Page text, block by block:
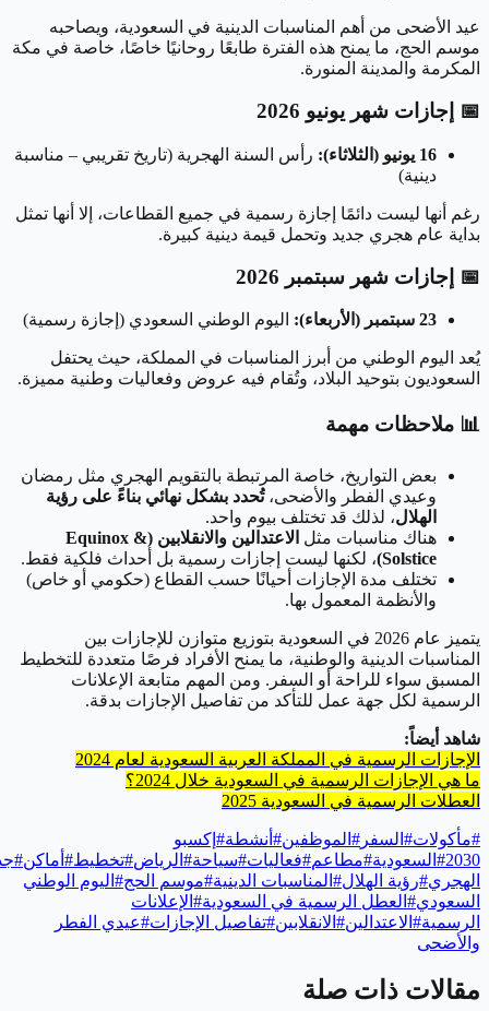
عيد الأضحى من أهم المناسبات الدينية في السعودية، ويصاحبه
موسم الحج، ما يمنح هذه الفترة طابعًا روحانيًا خاصًا، خاصة في مكة
المكرمة والمدينة المنورة.
📅 إجازات شهر يونيو 2026
16 يونيو (الثلاثاء):
رأس السنة الهجرية (تاريخ تقريبي – مناسبة
دينية)
رغم أنها ليست دائمًا إجازة رسمية في جميع القطاعات، إلا أنها تمثل
بداية عام هجري جديد وتحمل قيمة دينية كبيرة.
📅 إجازات شهر سبتمبر 2026
23 سبتمبر (الأربعاء): اليوم الوطني السعودي (إجازة رسمية)
يُعد اليوم الوطني من أبرز المناسبات في المملكة، حيث يحتفل
السعوديون بتوحيد البلاد، وتُقام فيه عروض وفعاليات وطنية مميزة.
📊 ملاحظات مهمة
بعض التواريخ، خاصة المرتبطة بالتقويم الهجري مثل رمضان
وعيدي الفطر والأضحى،تُحدد بشكل نهائي بناءً على رؤية
الهلال، لذلك قد تختلف بيوم واحد.
هناك مناسبات مثل
الاعتدالين والانقلابين (Equinox &
Solstice) ، لكنها ليست إجازات رسمية بل أحداث فلكية فقط.
تختلف مدة الإجازات أحيانًا حسب القطاع (حكومي أو خاص)
والأنظمة المعمول بها.
يتميز عام 2026 في السعودية بتوزيع متوازن للإجازات بين
المناسبات الدينية والوطنية، ما يمنح الأفراد فرصًا متعددة للتخطيط
المسبق سواء للراحة أو السفر. ومن المهم متابعة الإعلانات
الرسمية لكل جهة عمل للتأكد من تفاصيل الإجازات بدقة.
شاهد أيضاً:
الإجازات الرسمية في المملكة العربية السعودية لعام 2024
ما هي الإجازات الرسمية في السعودية خلال 2024؟
العطلات الرسمية في السعودية 2025
#مأكولات# السفر # الموظفين# أنشطة# إكسبو
2030
# السعودية#مطاعم#فعاليات#سياحة# الرياض#تخطيط# أماكن#
الهجري#رؤية الهلال# المناسبات الدينية#موسم الحج# اليوم الوطني
السعودي# العطل الرسمية في السعودية# الإعلانات
الرسمية# الاعتدالين# الانقلابين#تفاصيل الإجازات#عيدي الفطر
والأضحى
مقالات ذات صلة